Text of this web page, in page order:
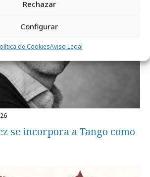
Rechazar
Configurar
de CookiesAviso Legal
se incorpora a Tango como